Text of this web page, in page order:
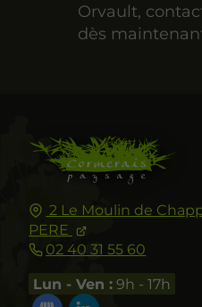
Orvault,
dès
2 Le Moulin de
PERE
02 40 31 55 60
Lun - Ven : 9h - 17h